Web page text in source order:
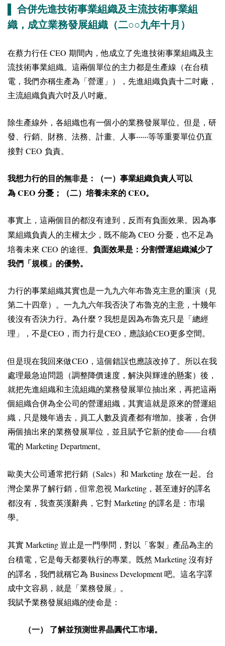
▌ 合併先進技術事業組織及主流技術事業組
織，成立業務發展組織（二○○九年十月）
在蔡力行任 CEO 期間內，他成立了先進技術事業組織及主
流技術事業組織。這兩個單位的主力都是生產線（在台積
電，我們亦稱生產為「營運」），先進組織負責十二吋廠，
主流組織負責六吋及八吋廠。
除生產線外，各組織也有一個小的業務發展單位。但是，研
發、行銷、財務、法務、計畫、人事‧‧‧‧‧‧等等重要單位仍直
接對 CEO 負責。
我想力行的目的無非是：（一）事業組織負責人可以
為 CEO 分憂；（二）培養未來的 CEO。
事實上，這兩個目的都沒有達到，反而有負面效果。因為事
業組織負責人的主權太少，既不能為 CEO 分憂，也不足為
培養未來 CEO 的途徑。 負面效果是：分割營運組織減少了
我們「規模」的優勢。
力行的事業組織其實也是一九九六年布魯克主意的重演（見
第二十四章）。一九九六年我否決了布魯克的主意，十幾年
後沒有否決力行。為什麼？我想是因為布魯克只是「總經
理」，不是CEO ，而力行是CEO ，應該給CEO更多空間。
但是現在我回來做CEO ，這個錯誤也應該改掉了。所以在我
處理最急迫問題（調整降價速度，解決與輝達的懸案）後，
就把先進組織和主流組織的業務發展單位抽出來，再把這兩
個組織合併為全公司的營運組織，其實這就是原來的營運組
織，只是幾年過去，員工人數及資產都有增加。接著，合併
兩個抽出來的業務發展單位，並且賦予它新的使命——台積
電的 Marketing Department。
歐美大公司通常把行銷（Sales）和 Marketing 放在一起。台
灣企業界了解行銷，但常忽視 Marketing ，甚至連好的譯名
都沒有，我查英漢辭典，它對 Marketing 的譯名是：市場
學。
其實 Marketing 豈止是一門學問，對以「客製」產品為主的
台積電，它是每天都要執行的專業。既然 Marketing 沒有好
的譯名，我們就稱它為 Business Development吧。這名字譯
成中文容易，就是「業務發展」。
我賦予業務發展組織的使命是：
（一） 了解並預測世界晶圓代工市場。